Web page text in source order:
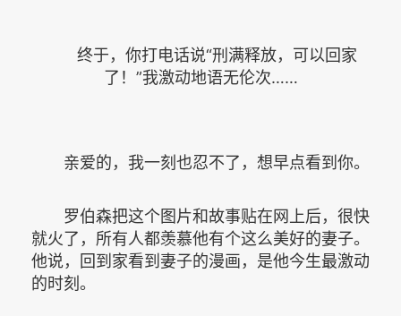
终于，你打电话说“刑满释放，可以回家
了！”我激动地语无伦次……
亲爱的，我一刻也忍不了，想早点看到你。
罗伯森把这个图片和故事贴在网上后，很快
就火了，所有人都羡慕他有个这么美好的妻子。
他说，回到家看到妻子的漫画，是他今生最激动
的时刻。